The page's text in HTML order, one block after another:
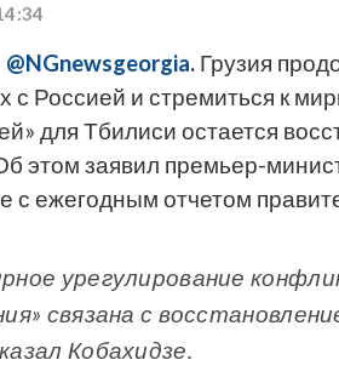
@NGnewsgeorgia. Грузия
с Россией и стремиться к
для Тбилиси остается
этом заявил премьер-
с ежегодным отчетом
урегулирование
связана с
Кобахидзе.